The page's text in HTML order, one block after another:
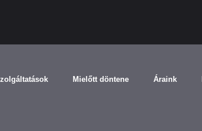
Mielőtt döntene Áraink